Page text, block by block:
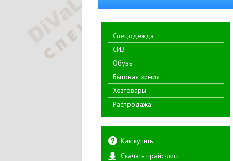
Спецодежда
СИЗ
Обувь
Бытовая химия
Хозтовары
Распродажа
Как купить
Скачать прайс-лист